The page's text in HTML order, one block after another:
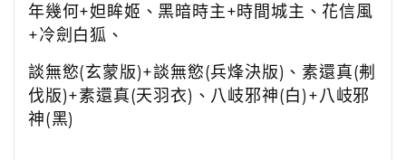
年幾何+妲眸姬、黑暗時主+時間城主、花信風
+冷劍白狐、
談無慾(玄蒙版)+談無慾(兵烽決版)、素還真(刜
伐版)+素還真(天羽衣)、八岐邪神(白)+八岐邪
神(黑)